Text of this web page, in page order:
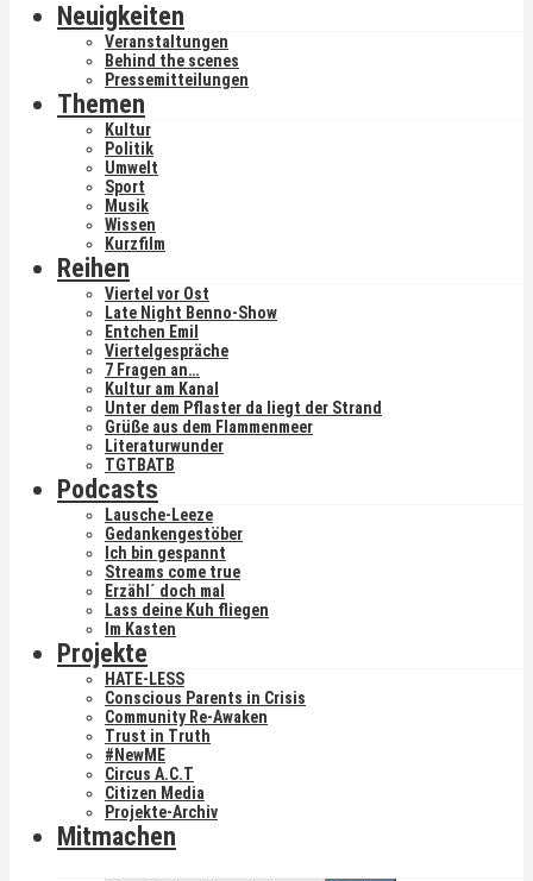
Neuigkeiten
Veranstaltungen
Behind the scenes
Pressemitteilungen
Themen
Kultur
Politik
Umwelt
Sport
Musik
Wissen
Kurzfilm
Reihen
Viertel vor Ost
Late Night Benno-Show
Entchen Emil
Viertelgespräche
7 Fragen an…
Kultur am Kanal
Unter dem Pflaster da liegt der Strand
Grüße aus dem Flammenmeer
Literaturwunder
TGTBATB
Podcasts
Lausche-Leeze
Gedankengestöber
Ich bin gespannt
Streams come true
Erzähl´ doch mal
Lass deine Kuh fliegen
Im Kasten
Projekte
HATE-LESS
Conscious Parents in Crisis
Community Re-Awaken
Trust in Truth
#NewME
Circus A.C.T
Citizen Media
Projekte-Archiv
Mitmachen